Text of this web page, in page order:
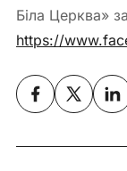
Біла Церква»
https://